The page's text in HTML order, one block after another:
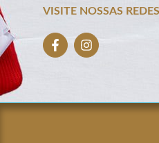
VISITE NOSSAS